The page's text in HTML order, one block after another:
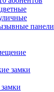
панели
замки